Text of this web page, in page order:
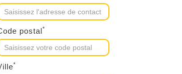
postal*
*